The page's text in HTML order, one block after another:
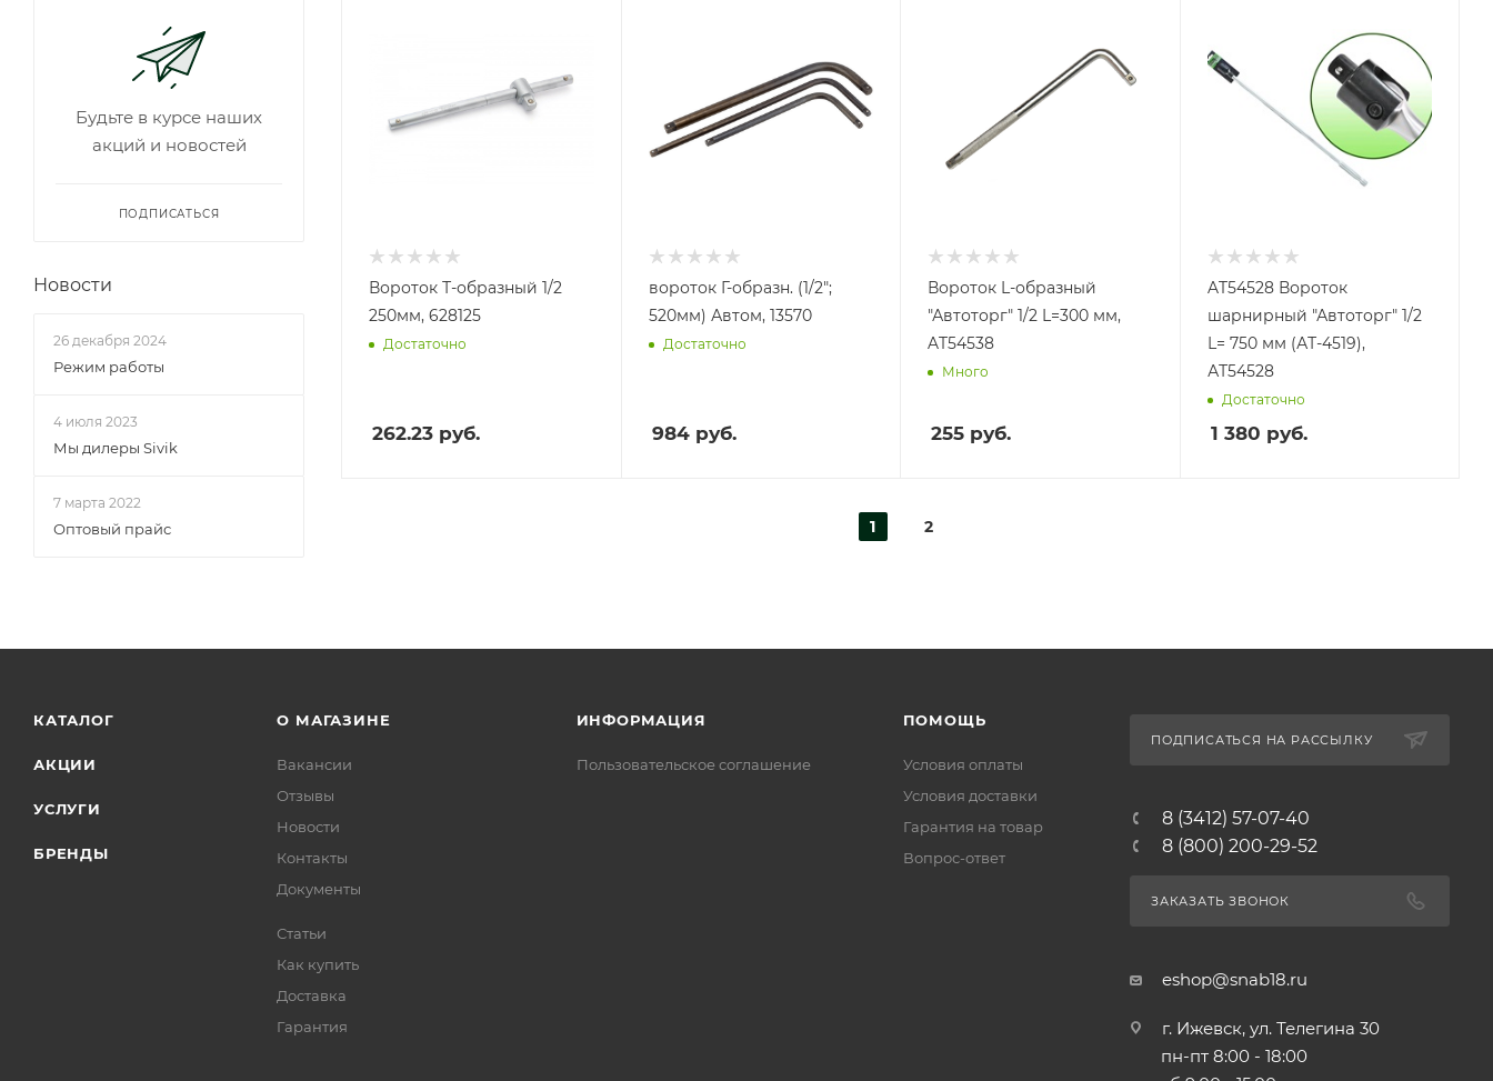
Вороток Т-образный 1/2
250мм, 628125
Достаточно
262.23 руб.
вороток Г-образн. (1/2";
520мм) Автом, 13570
Достаточно
984руб.
Вороток L-образный
"Автоторг" 1/2 L=300 мм,
AT54538
Много
255 руб.
AT54528 Вороток
шарнирный "Автоторг" 1/2
L= 750 мм (АТ-4519),
АТ54528
Достаточно
1 380 руб.
1 2
Будьте в курсе наших
акций и новостей
ПОДПИСАТЬСЯ
Новости
26 декабря 2024
Режим работы
4 июля 2023
Мы дилеры Sivik
7 марта 2022
Оптовый прайс
КАТАЛОГ
АКЦИИ
УСЛУГИ
БРЕНДЫ
О МАГАЗИНЕ
Вакансии
Отзывы
Новости
Контакты
Документы
Статьи
Как купить
Доставка
Гарантия
ИНФОРМАЦИЯ
Пользовательское соглашение
ПОМОЩЬ
Условия оплаты
Условия доставки
Гарантия на товар
Вопрос-ответ
ПОДПИСАТЬСЯ НА РАССЫЛКУ
8 (3412) 57-07-40
8 (800) 200-29-52
ЗАКАЗАТЬ ЗВОНОК
eshop@snab18.ru
г. Ижевск, ул. Телегина 30
пн-пт 8:00 - 18:00